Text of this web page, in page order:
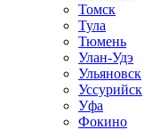
Томск
Тула
Тюмень
Улан-Удэ
Ульяновск
Уссурийск
Уфа
Фокино